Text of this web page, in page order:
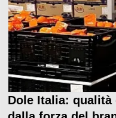
Dole Italia: qualità